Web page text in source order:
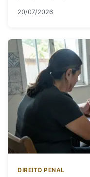
20/07/2026
DIREITO PENAL